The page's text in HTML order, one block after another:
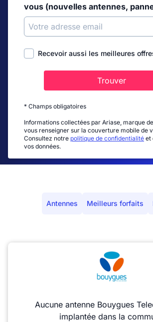
vous (nouvelles antennes,
Recevoir aussi les meilleures
Trouver
* Champs obligatoires
Informations collectées par Ariase, marque
vous renseigner sur la couverture mobile de
Consultez notre politique de confidentialité et
vos données.
Antennes Meilleurs forfaits
Aucune antenne Bouygues
implantée dans la